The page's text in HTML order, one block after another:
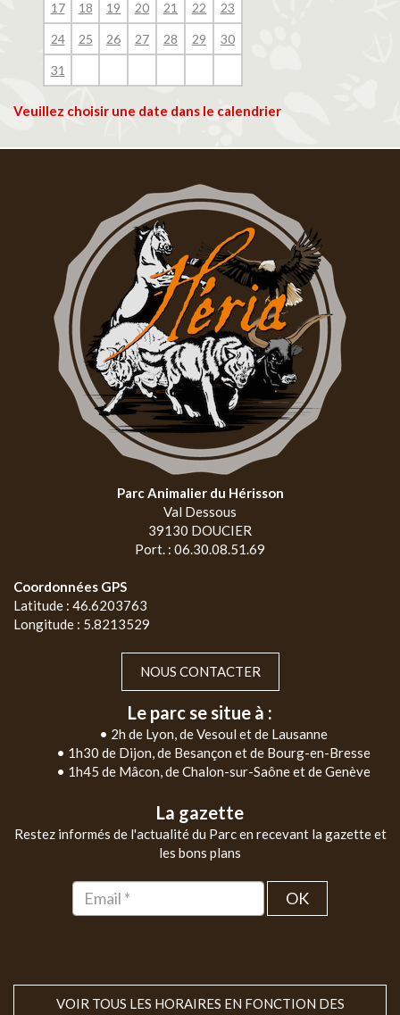
17 18 19 20 21 22 23
24 25 26 27 28 29 30
31
Veuillez choisir une date dans le calendrier
Parc Animalier du Hérisson
Val Dessous
39130 DOUCIER
Port. : 06.30.08.51.69
Coordonnées GPS
Latitude : 46.6203763
Longitude : 5.8213529
NOUS CONTACTER
Le parc se situe à :
• 2h de Lyon, de Vesoul et de Lausanne
• 1h30 de Dijon, de Besançon et de Bourg-en-Bresse
• 1h45 de Mâcon, de Chalon-sur-Saône et de Genève
La gazette
Restez informés de l'actualité du Parc en recevant la gazette et
les bons plans
OK
VOIR TOUS LES HORAIRES EN FONCTION DES